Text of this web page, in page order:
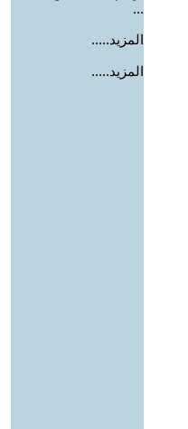
...
المزيد.....
المزيد.....